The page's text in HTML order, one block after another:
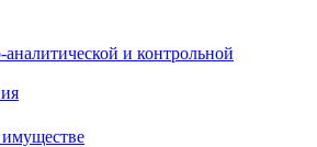
и контрольной